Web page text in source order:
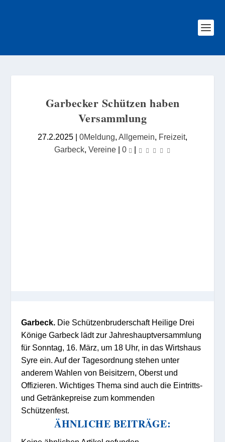
Garbecker Schützen haben
Versammlung
27.2.2025 | 0Meldung, Allgemein, Freizeit,
Garbeck, Vereine| 0 |
Garbeck. Die Schützenbruderschaft Heilige Drei
Könige Garbeck lädt zur Jahreshauptversammlung
für Sonntag, 16. März, um 18 Uhr, in das Wirtshaus
Syre ein. Auf der Tagesordnung stehen unter
anderem Wahlen von Beisitzern, Oberst und
Offizieren. Wichtiges Thema sind auch die Eintritts-
und Getränkepreise zum kommenden
Schützenfest.
ÄHNLICHE BEITRÄGE: